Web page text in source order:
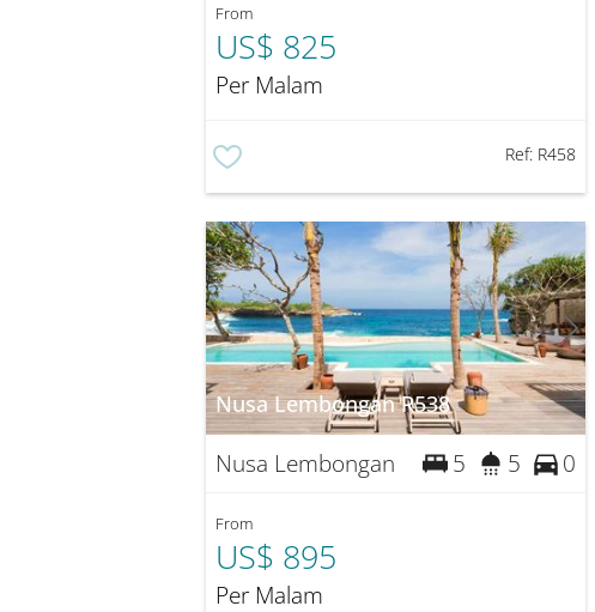
From
US$ 825
Per Malam
Ref: R458
Nusa Lembongan R538
Nusa Lembongan 5 5 0
From
US$ 895
Per Malam